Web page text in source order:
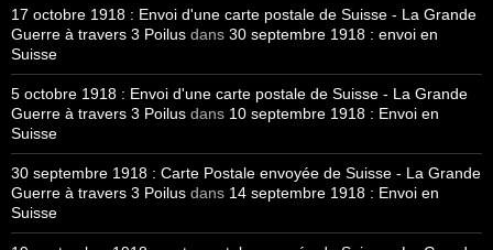
17 octobre 1918 : Envoi d'une carte postale de Suisse - La Grande
Guerre à travers 3 Poilus dans 30 septembre 1918 : envoi en
Suisse
5 octobre 1918 : Envoi d'une carte postale de Suisse - La Grande
Guerre à travers 3 Poilus dans 10 septembre 1918 : Envoi en
Suisse
30 septembre 1918 : Carte Postale envoyée de Suisse - La Grande
Guerre à travers 3 Poilus dans 14 septembre 1918 : Envoi en
Suisse